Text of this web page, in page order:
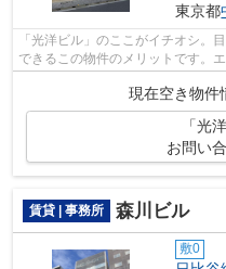
東京都
「光洋ビル」のここがイチオシ。
できるこの物件のメリットです。
にアクセスできる物件です。
現在空き物件
「光
お問い
賃貸 | 事務所 森川ビル
敷0